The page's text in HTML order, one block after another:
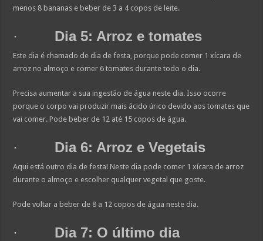
menos 8 bananas e beber de 3 a 4 copos de leite.
· Dia 5: Arroz e tomates
Este dia é chamado de dia de festa, porque pode comer 1 xícara de
arroz no almoço e comer 6 tomates durante todo o dia.
Precisa aumentar a sua ingestão de água neste dia. Isso ocorre
porque o corpo vai produzir mais ácido úrico devido aos tomates que
vai comer. Pode beber de 12 até 15 copos de água.
· Dia 6: Arroz e Vegetais
Aqui está outro dia de festa! Neste dia pode comer 1 xícara de arroz
durante o almoço e escolher qualquer vegetal que goste.
Pode voltar a beber de 8 a 12 copos de água neste dia.
· Dia 7: O último dia